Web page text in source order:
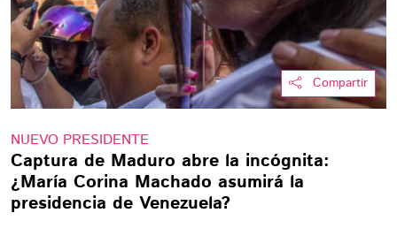
Compartir
NUEVO PRESIDENTE
Captura de Maduro abre la incógnita:
¿María Corina Machado asumirá la
presidencia de Venezuela?